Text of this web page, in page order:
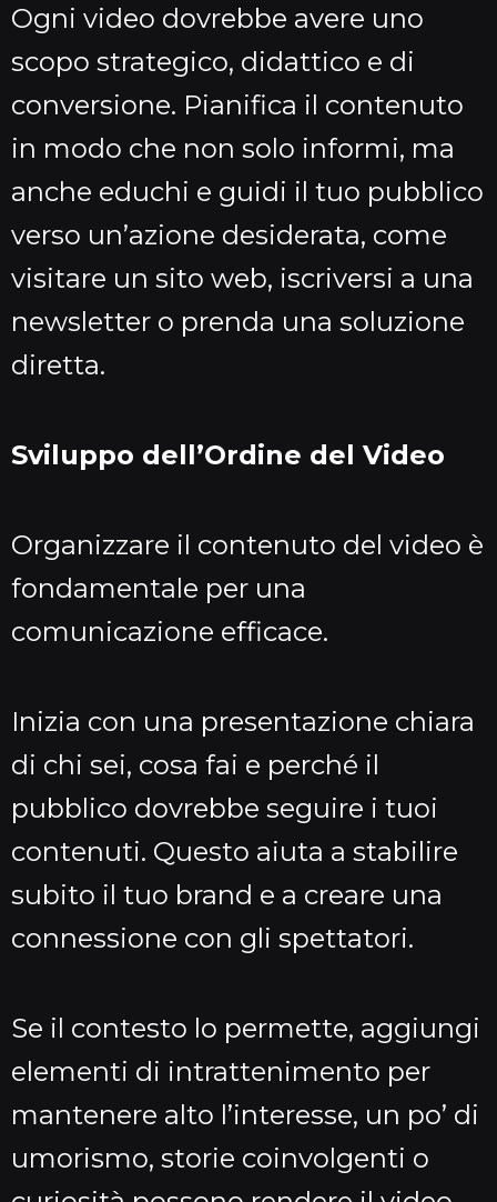
Ogni video dovrebbe avere uno
scopo strategico, didattico e di
conversione. Pianifica il contenuto
in modo che non solo informi, ma
anche educhi e guidi il tuo pubblico
verso un’azione desiderata, come
visitare un sito web, iscriversi a una
newsletter o prenda una soluzione
diretta.
Sviluppo dell’Ordine del Video
Organizzare il contenuto del video è
fondamentale per una
comunicazione efficace.
Inizia con una presentazione chiara
di chi sei, cosa fai e perché il
pubblico dovrebbe seguire i tuoi
contenuti. Questo aiuta a stabilire
subito il tuo brand e a creare una
connessione con gli spettatori.
Se il contesto lo permette, aggiungi
elementi di intrattenimento per
mantenere alto l’interesse, un po’ di
umorismo, storie coinvolgenti o